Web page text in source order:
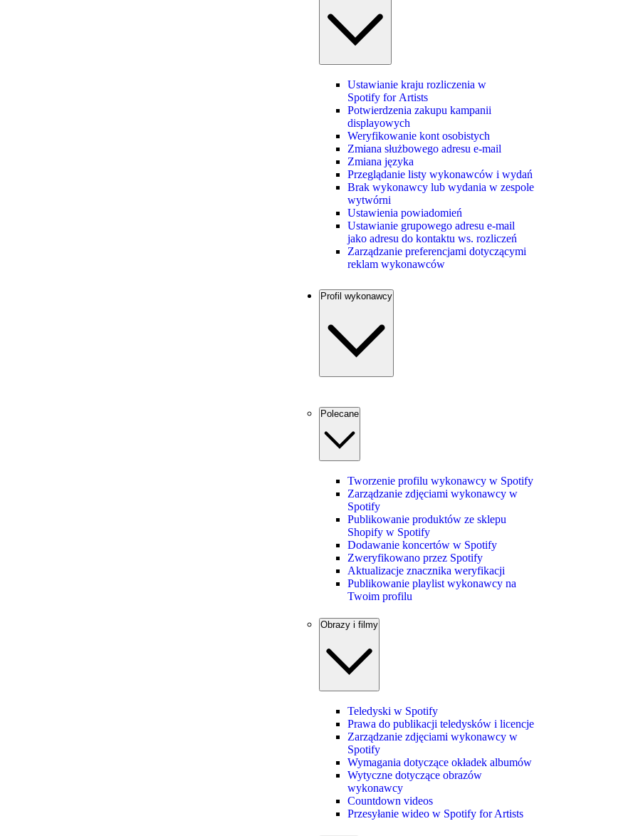
Ustawianie kraju rozliczenia w
Spotify for Artists
Potwierdzenia zakupu kampanii
displayowych
Weryfikowanie kont osobistych
Zmiana służbowego adresu e-mail
Zmiana języka
Przeglądanie listy wykonawców i wydań
Brak wykonawcy lub wydania w zespole
wytwórni
Ustawienia powiadomień
Ustawianie grupowego adresu e‑mail
jako adresu do kontaktu ws. rozliczeń
Zarządzanie preferencjami dotyczącymi
reklam wykonawców
Profil wykonawcy
Polecane
Tworzenie profilu wykonawcy w Spotify
Zarządzanie zdjęciami wykonawcy w
Spotify
Publikowanie produktów ze sklepu
Shopify w Spotify
Dodawanie koncertów w Spotify
Zweryfikowano przez Spotify
Aktualizacje znacznika weryfikacji
Publikowanie playlist wykonawcy na
Twoim profilu
Obrazy i filmy
Teledyski w Spotify
Prawa do publikacji teledysków i licencje
Zarządzanie zdjęciami wykonawcy w
Spotify
Wymagania dotyczące okładek albumów
Wytyczne dotyczące obrazów
wykonawcy
Countdown videos
Przesyłanie wideo w Spotify for Artists